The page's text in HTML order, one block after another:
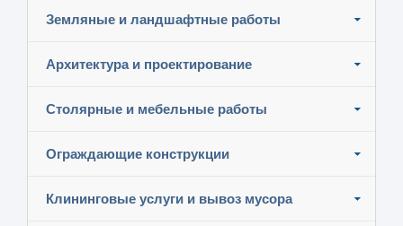
Земляные и ландшафтные работы
Архитектура и проектирование
Столярные и мебельные работы
Ограждающие конструкции
Клининговые услуги и вывоз мусора